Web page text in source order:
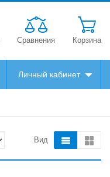
Сравнения Корзина
Личный кабинет
Вид